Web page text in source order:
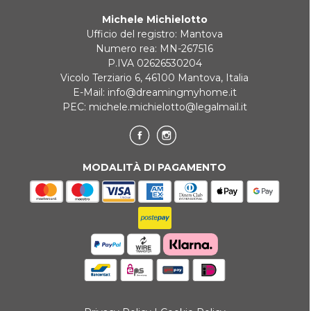
REINDIRIZZAMENTI BANCARIMichele Michielotto
Ufficio del registro: Mantova
Numero rea: MN-267516
P.IVA 02626530204
Vicolo Terziario 6, 46100 Mantova, Italia
E-Mail: info@dreamingmyhome.it
PEC: michele.michielotto@legalmail.it
MODALITÀ DI PAGAMENTO